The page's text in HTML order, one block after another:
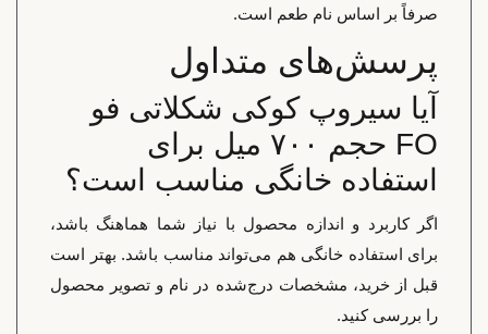
صرفاً بر اساس نام طعم است.
پرسش‌های متداول
آیا سیروپ کوکی شکلاتی فو
FO حجم ۷۰۰ میل برای
استفاده خانگی مناسب است؟
اگر کاربرد و اندازه محصول با نیاز شما هماهنگ باشد،
برای استفاده خانگی هم می‌تواند مناسب باشد. بهتر است
قبل از خرید، مشخصات درج‌شده در نام و تصویر محصول
را بررسی کنید.